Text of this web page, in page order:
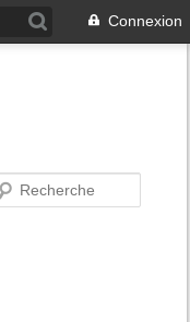
Connexion